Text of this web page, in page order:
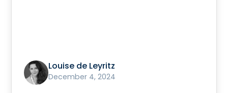
Louise de Leyritz
December 4, 2024